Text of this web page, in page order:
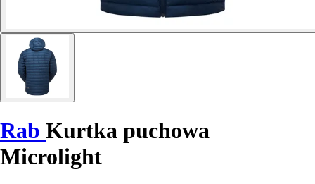
Rab Kurtka puchowa
Microlight